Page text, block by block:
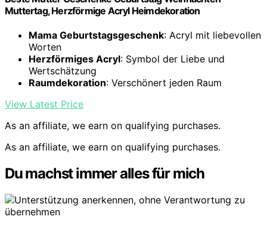
Muttertag, Herzförmige Acryl Heimdekoration
Mama Geburtstagsgeschenk: Acryl mit liebevollen
Worten
Herzförmiges Acryl: Symbol der Liebe und
Wertschätzung
Raumdekoration: Verschönert jeden Raum
View Latest Price
As an affiliate, we earn on qualifying purchases.
As an affiliate, we earn on qualifying purchases.
Du machst immer alles für mich